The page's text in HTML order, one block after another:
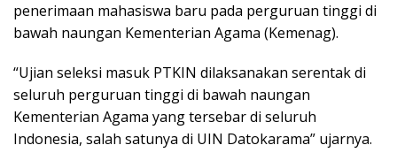
penerimaan mahasiswa baru pada perguruan tinggi di
bawah naungan Kementerian Agama (Kemenag).
“Ujian seleksi masuk PTKIN dilaksanakan serentak di
seluruh perguruan tinggi di bawah naungan
Kementerian Agama yang tersebar di seluruh
Indonesia, salah satunya di UIN Datokarama” ujarnya.